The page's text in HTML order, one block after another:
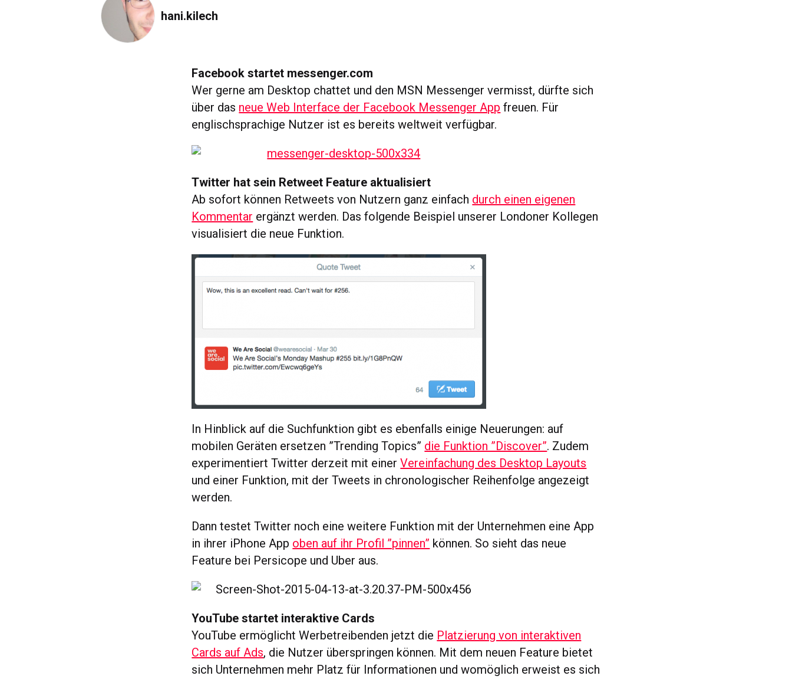
hani.kilech
Facebook startet messenger.com
Wer gerne am Desktop chattet und den MSN Messenger vermisst, dürfte sich
über das neue Web Interface der Facebook Messenger App freuen. Für
englischsprachige Nutzer ist es bereits weltweit verfügbar.
Twitter hat sein Retweet Feature aktualisiert
Ab sofort können Retweets von Nutzern ganz einfach durch einen eigenen
Kommentar ergänzt werden. Das folgende Beispiel unserer Londoner Kollegen
visualisiert die neue Funktion.
In Hinblick auf die Suchfunktion gibt es ebenfalls einige Neuerungen: auf
mobilen Geräten ersetzen ”Trending Topics” die Funktion ”Discover”. Zudem
experimentiert Twitter derzeit mit einerVereinfachung des Desktop Layouts
und einer Funktion, mit der Tweets in chronologischer Reihenfolge angezeigt
werden.
Dann testet Twitter noch eine weitere Funktion mit der Unternehmen eine App
in ihrer iPhone App oben auf ihr Profil ”pinnen” können. So sieht das neue
Feature bei Persicope und Uber aus.
YouTube startet interaktive Cards
YouTube ermöglicht Werbetreibenden jetzt die Platzierung von interaktiven
Cards auf Ads, die Nutzer überspringen können. Mit dem neuen Feature bietet
sich Unternehmen mehr Platz für Informationen und womöglich erweist es sich